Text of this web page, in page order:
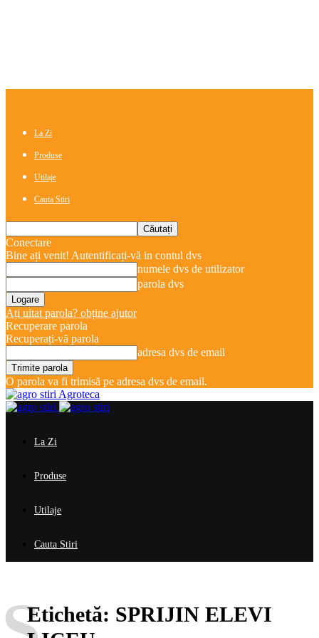
La Zi
Produse
Utilaje
Cauta Stiri
Conectare
Bine ați venit! Autentificați-vă in contul dvs
numele dvs de utilizator
parola dvs
Ați uitat parola? obține ajutor
Recuperare parola
Recuperați-vă parola
adresa dvs de email
O parola va fi trimisă pe adresa dvs de email.
Agroteca
La Zi
Produse
Utilaje
Cauta Stiri
Etichetă: SPRIJIN ELEVI